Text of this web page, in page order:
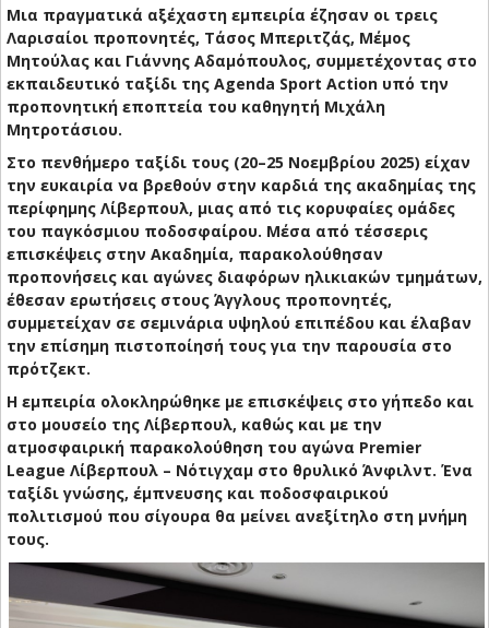
Μια πραγματικά αξέχαστη εμπειρία έζησαν οι τρεις
Λαρισαίοι προπονητές, Τάσος Μπεριτζάς, Μέμος
Μητούλας και Γιάννης Αδαμόπουλος, συμμετέχοντας στο
εκπαιδευτικό ταξίδι της Agenda Sport Action υπό την
προπονητική εποπτεία του καθηγητή Μιχάλη
Μητροτάσιου.
Στο πενθήμερο ταξίδι τους (20–25 Νοεμβρίου 2025) είχαν
την ευκαιρία να βρεθούν στην καρδιά της ακαδημίας της
περίφημης Λίβερπουλ, μιας από τις κορυφαίες ομάδες
του παγκόσμιου ποδοσφαίρου. Μέσα από τέσσερις
επισκέψεις στην Ακαδημία, παρακολούθησαν
προπονήσεις και αγώνες διαφόρων ηλικιακών τμημάτων,
έθεσαν ερωτήσεις στους Άγγλους προπονητές,
συμμετείχαν σε σεμινάρια υψηλού επιπέδου και έλαβαν
την επίσημη πιστοποίησή τους για την παρουσία στο
πρότζεκτ.
Η εμπειρία ολοκληρώθηκε με επισκέψεις στο γήπεδο και
στο μουσείο της Λίβερπουλ, καθώς και με την
ατμοσφαιρική παρακολούθηση του αγώνα Premier
League Λίβερπουλ – Νότιγχαμ στο θρυλικό Άνφιλντ. Ένα
ταξίδι γνώσης, έμπνευσης και ποδοσφαιρικού
πολιτισμού που σίγουρα θα μείνει ανεξίτηλο στη μνήμη
τους.